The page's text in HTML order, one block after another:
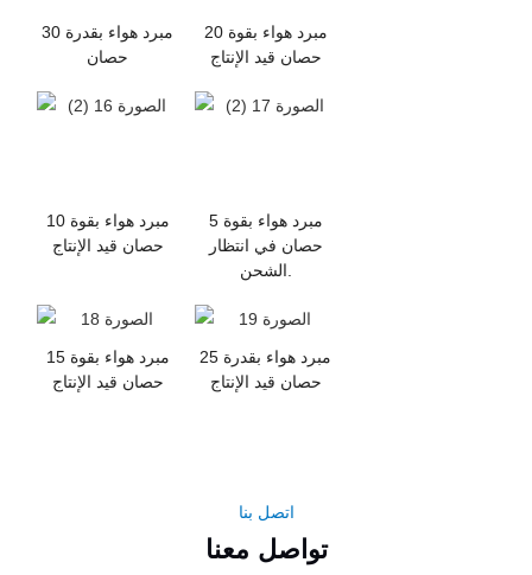
مبرد هواء بقدرة 30
حصان
مبرد هواء بقوة 20
حصان قيد الإنتاج
مبرد هواء بقوة 10
حصان قيد الإنتاج
مبرد هواء بقوة 5
حصان في انتظار
مبرد هواء بقوة 15
حصان قيد الإنتاج
مبرد هواء بقدرة 25
حصان قيد الإنتاج
اتصل بنا
تواصل معنا